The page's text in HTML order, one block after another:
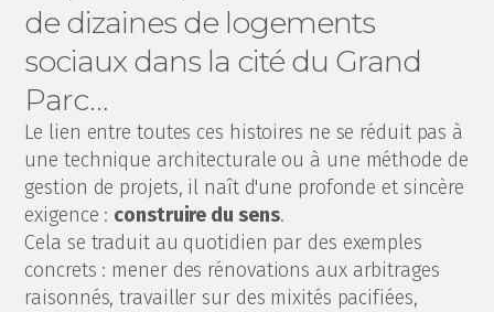
de dizaines de logements
sociaux dans la cité du Grand
Parc…
Le lien entre toutes ces histoires ne se réduit pas à
une technique architecturale ou à une méthode de
gestion de projets, il naît d'une profonde et sincère
exigence : construire du sens.
Cela se traduit au quotidien par des exemples
concrets : mener des rénovations aux arbitrages
raisonnés, travailler sur des mixités pacifiées,